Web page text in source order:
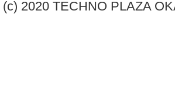
2020 TECHNO PLAZA